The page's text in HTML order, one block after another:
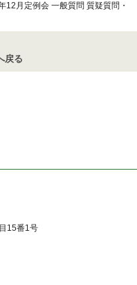
12月定例会 一般質問 質疑質問・
戻る
15番1号